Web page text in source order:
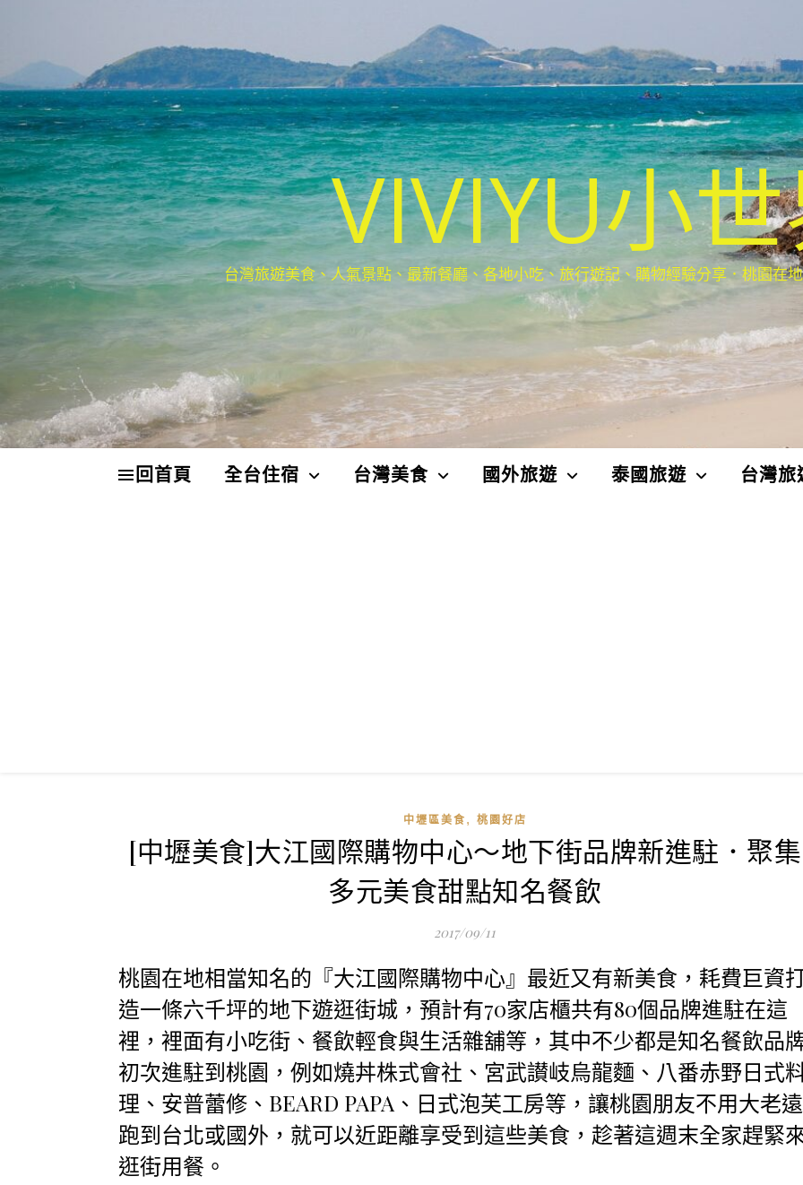
VIVIYU小
台灣旅遊美食、人氣景點、最新餐廳、各地小吃、旅行遊記、購物經驗分享．桃園在
回首頁 全台住宿 台灣美食 國外旅遊 泰國旅遊 台灣旅
中壢區美食 , 桃園好店
[中壢美食]大江國際購物中心～地下街品牌新進駐．聚集
多元美食甜點知名餐飲
2017/09/11
桃園在地相當知名的『大江國際購物中心』最近又有新美食，耗費巨資
造一條六千坪的地下遊逛街城，預計有70家店櫃共有80個品牌進駐在這
裡，裡面有小吃街、餐飲輕食與生活雜舖等，其中不少都是知名餐飲品
初次進駐到桃園，例如燒丼株式會社、宮武讃岐烏龍麵、八番赤野日式
理、安普蕾修、BEARD PAPA、日式泡芙工房等，讓桃園朋友不用大老遠
跑到台北或國外，就可以近距離享受到這些美食，趁著這週末全家趕緊
逛街用餐。